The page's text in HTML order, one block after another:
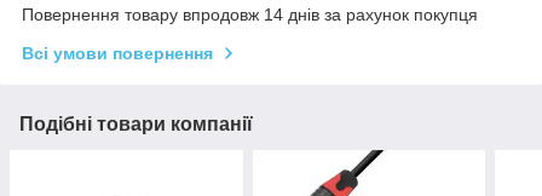
Повернення товару впродовж 14 днів за рахунок покупця
Всі умови повернення
Подібні товари компанії